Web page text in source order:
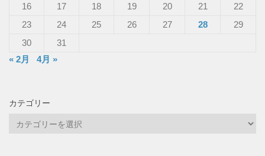
16
17 18 19 20 21
22
23
24 25 26 27 28
29
30
31
« 2月
4月 »
カテゴリー